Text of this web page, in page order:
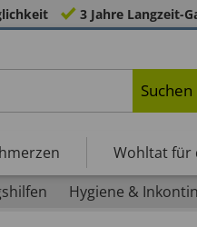
3 Jahre Langzeit-
Suchen
Wohltat für
Hygiene &